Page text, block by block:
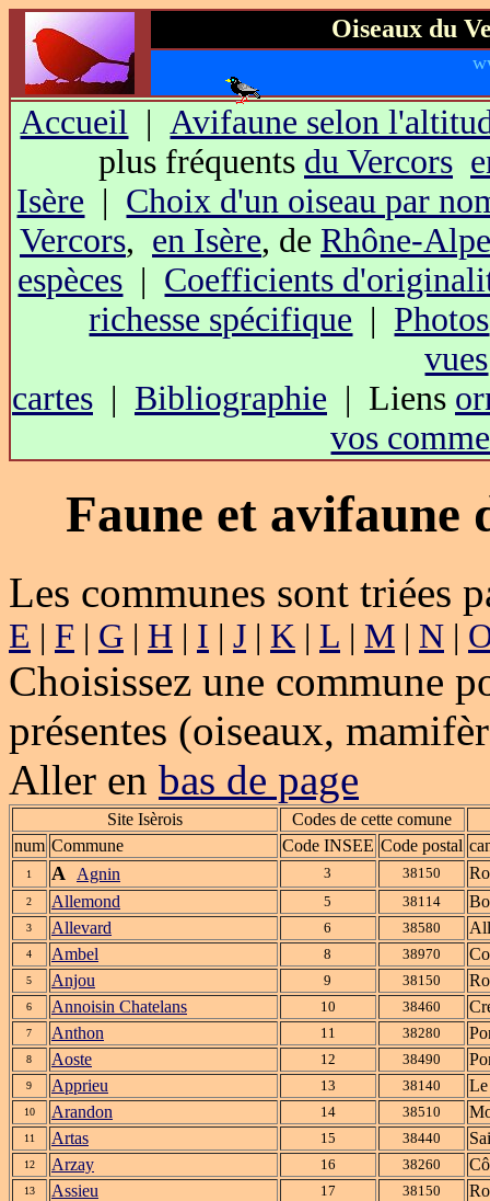
Oiseaux du
Accueil |Avifaune selon
plus fréquents du Vercors
Isère | Choix d'un oiseau par
Vercors, en Isère, de Rhône-
espèces | Coefficients
richesse spécifique | Photos
vues
cartes | Bibliographie | Liens
vos
Faune et avifaune
Les communes sont triées
E | F | G | H | I | J | K | L | M | N |
Choisissez une commune
présentes (oiseaux,
Aller en bas de page
Site Isèrois
Codes de cette comune
num Commune Code INSEE Code postal
1 A Agnin 3 38150
2 Allemond 5 38114
3 Allevard 6 38580
4 Ambel 8 38970
5 Anjou 9 38150
6 Annoisin Chatelans 10 38460
7 Anthon 11 38280
8 Aoste 12 38490
9 Apprieu 13 38140 Le
10 Arandon 14 38510
11 Artas 15 38440
12 Arzay 16 38260
13 Assieu 17 38150